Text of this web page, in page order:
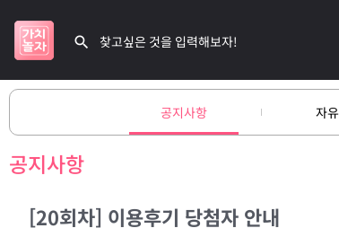
공지사항 자
공지사항
[20회차] 이용후기 당첨자 안내